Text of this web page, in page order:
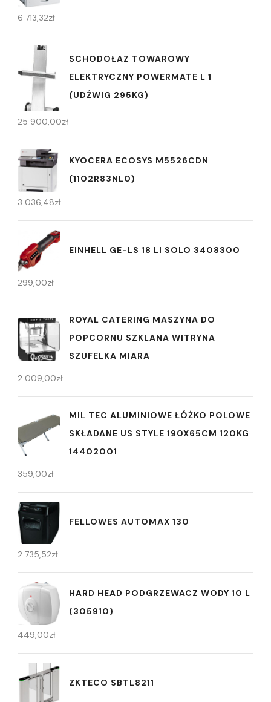
6 713,32zł
SCHODOŁAZ TOWAROWY
ELEKTRYCZNY POWERMATE L 1
(UDŹWIG 295KG)
25 900,00zł
KYOCERA ECOSYS M5526CDN
(1102R83NL0)
3 036,48zł
EINHELL GE-LS 18 LI SOLO 3408300
299,00zł
ROYAL CATERING MASZYNA DO
POPCORNU SZKLANA WITRYNA
SZUFELKA MIARA
2 009,00zł
MIL TEC ALUMINIOWE ŁÓŻKO POLOWE
SKŁADANE US STYLE 190X65CM 120KG
14402001
359,00zł
FELLOWES AUTOMAX 130
2 735,52zł
HARD HEAD PODGRZEWACZ WODY 10 L
(305910)
449,00zł
ZKTECO SBTL8211